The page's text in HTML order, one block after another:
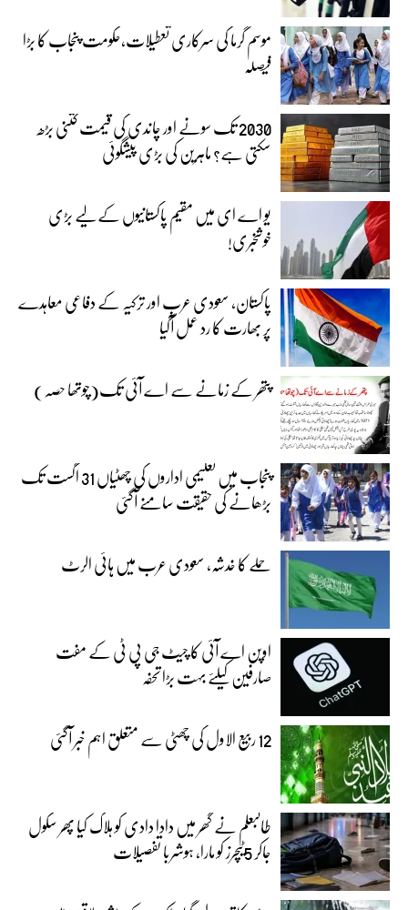
موسم گرما کی سرکاری تعطیلات،حکومت پنجاب کا بڑا
فیصلہ
2030 تک سونے اور چاندی کی قیمت کتنی بڑھ
سکتی ہے؟ ماہرین کی بڑی پیشگوئی
یو اے ای میں مقیم پاکستانیوں کے لیے بڑی
خوشخبری!
پاکستان، سعودی عرب اور ترکیہ کے دفاعی معاہدے
پر بھارت کا رد عمل آگیا
پتھر کے زمانے سے اے آئی تک(چوتھا حصہ)
پنجاب میں تعلیمی اداروں کی چھٹیاں 31 اگست تک
بڑھانے کی حقیقت سامنے آگئی
حملے کا خدشہ، سعودی عرب میں ہائی الرٹ
اوپن اے آئی کا چیٹ جی پی ٹی کے مفت
صارفین کیلئے بہت بڑا تحفہ
12 ربیع الاول کی چھٹی سے متعلق اہم خبر آگئی
طالبعلم نے گھر میں دادا دادی کو ہلاک کیا پھر سکول
جاکر 5ٹیچرز کو مارا، ہوشربا تفصیلات